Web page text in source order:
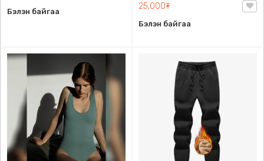
Бэлэн байгаа
25,000₮
Бэлэн байгаа